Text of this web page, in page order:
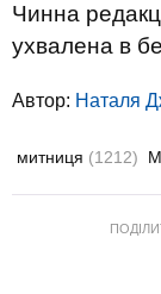
Чинна
ухвалена в
Автор: Наталя
митниця (1212)